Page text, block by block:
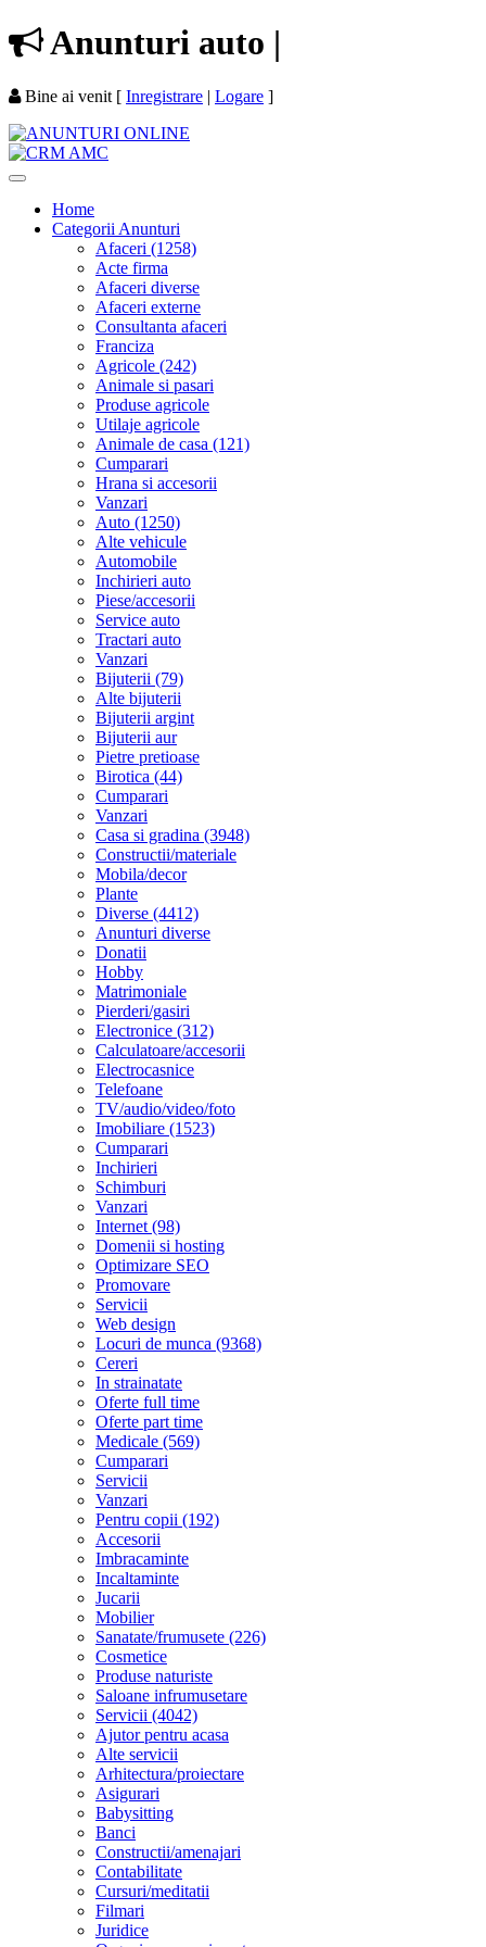
Anunturi auto |
Bine ai venit [ Inregistrare | Logare ]
Home
Categorii Anunturi
Afaceri (1258)
Acte firma
Afaceri diverse
Afaceri externe
Consultanta afaceri
Franciza
Agricole (242)
Animale si pasari
Produse agricole
Utilaje agricole
Animale de casa (121)
Cumparari
Hrana si accesorii
Vanzari
Auto (1250)
Alte vehicule
Automobile
Inchirieri auto
Piese/accesorii
Service auto
Tractari auto
Vanzari
Bijuterii (79)
Alte bijuterii
Bijuterii argint
Bijuterii aur
Pietre pretioase
Birotica (44)
Cumparari
Vanzari
Casa si gradina (3948)
Constructii/materiale
Mobila/decor
Plante
Diverse (4412)
Anunturi diverse
Donatii
Hobby
Matrimoniale
Pierderi/gasiri
Electronice (312)
Calculatoare/accesorii
Electrocasnice
Telefoane
TV/audio/video/foto
Imobiliare (1523)
Cumparari
Inchirieri
Schimburi
Vanzari
Internet (98)
Domenii si hosting
Optimizare SEO
Promovare
Servicii
Web design
Locuri de munca (9368)
Cereri
In strainatate
Oferte full time
Oferte part time
Medicale (569)
Cumparari
Servicii
Vanzari
Pentru copii (192)
Accesorii
Imbracaminte
Incaltaminte
Jucarii
Mobilier
Sanatate/frumusete (226)
Cosmetice
Produse naturiste
Saloane infrumusetare
Servicii (4042)
Ajutor pentru acasa
Alte servicii
Arhitectura/proiectare
Asigurari
Babysitting
Banci
Constructii/amenajari
Contabilitate
Cursuri/meditatii
Filmari
Juridice